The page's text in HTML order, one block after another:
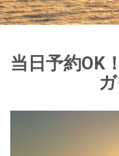
当日予約OK